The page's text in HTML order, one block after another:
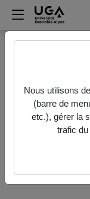
Bonjour, votre
en train de
vidéos fonctionne
actuel à la fin de
Résultats
Nous utilisons
(barre de
etc.), gérer la
trafic